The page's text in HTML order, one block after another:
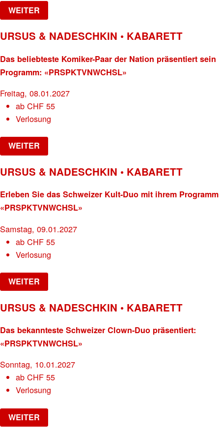
WEITER
URSUS & NADESCHKIN • KABARETT
Das beliebteste Komiker-Paar der Nation präsentiert sein
Programm: «PRSPKTVNWCHSL»
Freitag, 08.01.2027
abCHF 55
Verlosung
WEITER
URSUS & NADESCHKIN • KABARETT
Erleben Sie das Schweizer Kult-Duo mit ihrem Programm
«PRSPKTVNWCHSL»
Samstag, 09.01.2027
abCHF 55
Verlosung
WEITER
URSUS & NADESCHKIN • KABARETT
Das bekannteste Schweizer Clown-Duo präsentiert:
«PRSPKTVNWCHSL»
Sonntag, 10.01.2027
abCHF 55
Verlosung
WEITER